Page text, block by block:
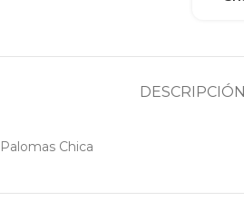
DESCRIPCIÓN
Chica